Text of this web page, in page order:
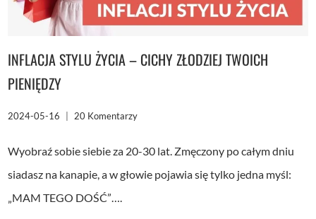
INFLACJA STYLU ŻYCIA – CICHY ZŁODZIEJ TWOICH
PIENIĘDZY
2024-05-16 20 Komentarzy
Wyobraź sobie siebie za 20-30 lat. Zmęczony po całym dniu
siadasz na kanapie, a w głowie pojawia się tylko jedna myśl:
„MAM TEGO DOŚĆ”….